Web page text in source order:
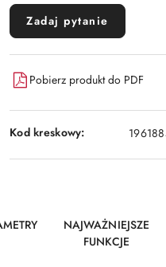
Zadaj pytanie
Pobierz produkt do PDF
Kod kreskowy:
NAJWAŻNIEJSZE
FUNKCJE